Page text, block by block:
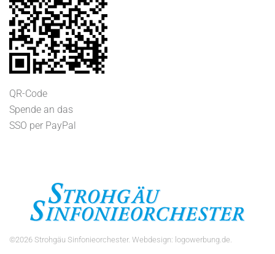
QR-Code
Spende an das
SSO per PayPal
©2026 Strohgäu Sinfonieorchester. Webdesign: logowerbung.de